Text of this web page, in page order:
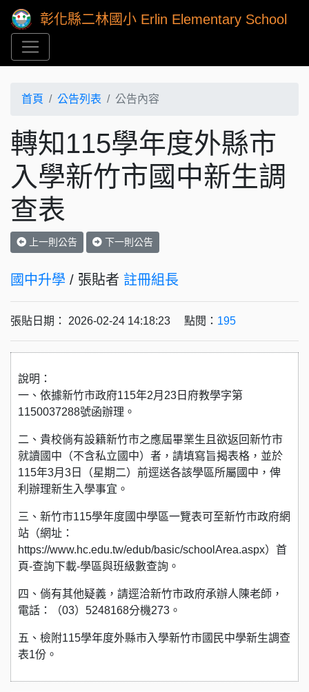
彰化縣二林國小 Erlin Elementary School
首頁 公告列表 公告內容
轉知115學年度外縣市
入學新竹市國中新生調
查表
上一則公告 下一則公告
國中升學 / 張貼者 註冊組長
張貼日期： 2026-02-24 14:18:23 點閱： 195
說明：
一、依據新竹市政府115年2月23日府教學字第
1150037288號函辦理。
二、貴校倘有設籍新竹市之應屆畢業生且欲返回新竹市
就讀國中（不含私立國中）者，請填寫旨揭表格，並於
115年3月3日（星期二）前逕送各該學區所屬國中，俾
利辦理新生入學事宜。
三、新竹市115學年度國中學區一覽表可至新竹市政府網
站（網址：
https://www.hc.edu.tw/edub/basic/schoolArea.aspx）首
頁-查詢下載-學區與班級數查詢。
四、倘有其他疑義，請逕洽新竹市政府承辦人陳老師，
電話：（03）5248168分機273。
五、檢附115學年度外縣市入學新竹市國民中學新生調查
表1份。